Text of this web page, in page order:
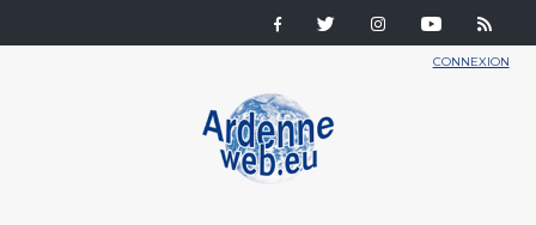
CONNEXION